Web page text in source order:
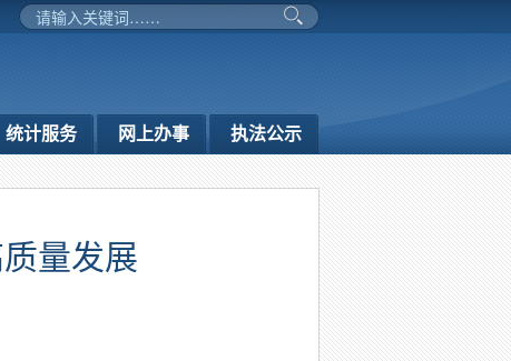
统计服务 网上办事 执法公示
量发展